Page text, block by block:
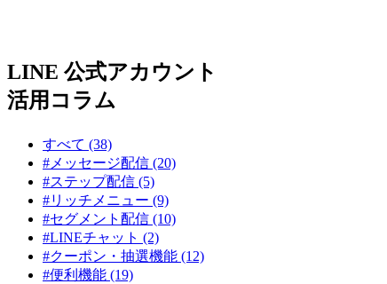
LINE 公式アカウント
活用コラム
すべて (38)
#メッセージ配信 (20)
#ステップ配信 (5)
#リッチメニュー (9)
#セグメント配信 (10)
#LINEチャット (2)
#クーポン・抽選機能 (12)
#便利機能 (19)